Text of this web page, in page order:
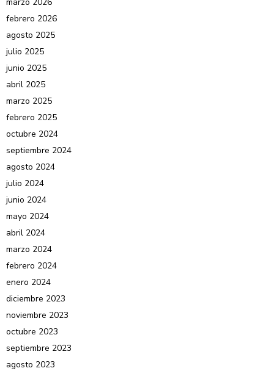
febrero 2026
agosto 2025
julio 2025
junio 2025
abril 2025
marzo 2025
febrero 2025
octubre 2024
septiembre 2024
agosto 2024
julio 2024
junio 2024
mayo 2024
abril 2024
marzo 2024
febrero 2024
enero 2024
diciembre 2023
noviembre 2023
octubre 2023
septiembre 2023
agosto 2023